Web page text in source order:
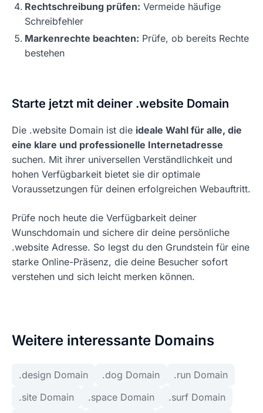
Rechtschreibung prüfen: Vermeide häufige
Schreibfehler
Markenrechte beachten: Prüfe, ob bereits Rechte
bestehen
Starte jetzt mit deiner .website Domain
Die .website Domain ist die ideale Wahl für alle, die
eine klare und professionelle Internetadresse
suchen. Mit ihrer universellen Verständlichkeit und
hohen Verfügbarkeit bietet sie dir optimale
Voraussetzungen für deinen erfolgreichen Webauftritt.
Prüfe noch heute die Verfügbarkeit deiner
Wunschdomain und sichere dir deine persönliche
.website Adresse. So legst du den Grundstein für eine
starke Online-Präsenz, die deine Besucher sofort
verstehen und sich leicht merken können.
Weitere interessante Domains
.design Domain .dog Domain
.run Domain
.site Domain
.space Domain
.surf Domain